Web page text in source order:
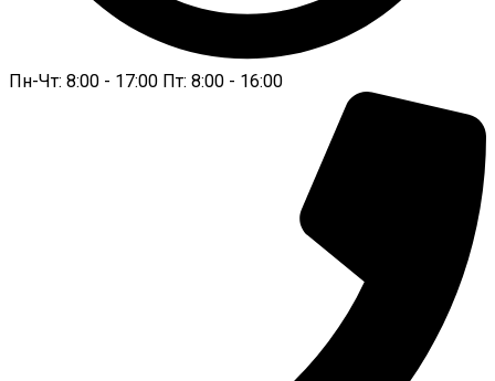
Пн-Чт: 8:00 - 17:00 Пт: 8:00 - 16:00